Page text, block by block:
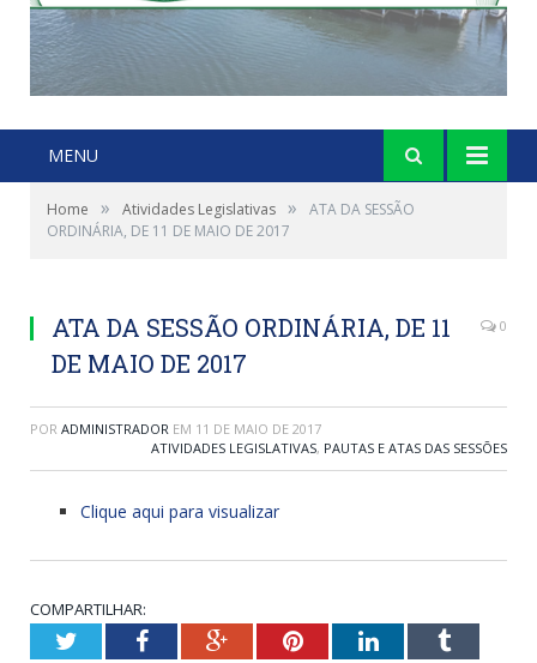
MENU
Home » Atividades Legislativas »
ATA DA SESSÃO
ORDINÁRIA, DE 11 DE MAIO DE 2017
ATA DA SESSÃO ORDINÁRIA, DE 11
DE MAIO DE 2017
0
POR ADMINISTRADOR EM 11 DE MAIO DE 2017
ATIVIDADES LEGISLATIVAS, PAUTAS E ATAS DAS SESSÕES
Clique aqui para visualizar
COMPARTILHAR:
TwitterFacebookGoogle+PinterestLinkedInTumblr